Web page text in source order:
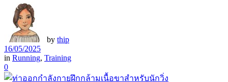
by thip
16/05/2025
in Running, Training
0